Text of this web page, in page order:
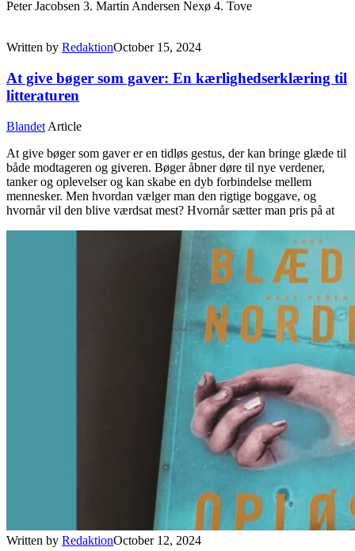
Peter Jacobsen 3. Martin Andersen Nexø 4. Tove
Written by RedaktionOctober 15, 2024
At give bøger som gaver: En kærlighedserklæring til
litteraturen
Blandet Article
At give bøger som gaver er en tidløs gestus, der kan bringe glæde til
både modtageren og giveren. Bøger åbner døre til nye verdener,
tanker og oplevelser og kan skabe en dyb forbindelse mellem
mennesker. Men hvordan vælger man den rigtige boggave, og
hvornår vil den blive værdsat mest? Hvornår sætter man pris på at
Written by RedaktionOctober 12, 2024